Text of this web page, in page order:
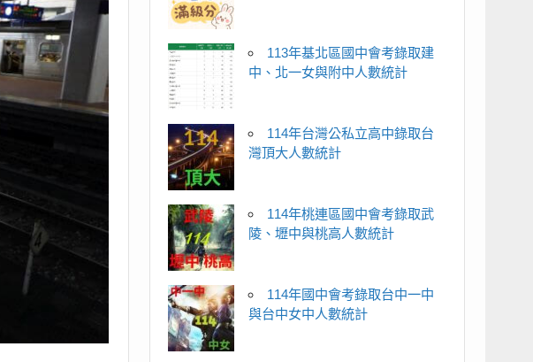
113年基北區國中會考錄取建
中、北一女與附中人數統計
114年台灣公私立高中錄取台
灣頂大人數統計
114年桃連區國中會考錄取武
陵、壢中與桃高人數統計
114年國中會考錄取台中一中
與台中女中人數統計